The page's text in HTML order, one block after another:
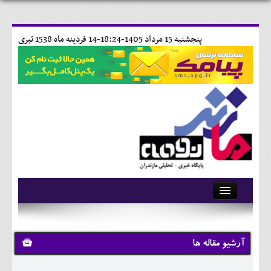
14 فردينه ماه 1538 تبری پنجشنبه 15 مرداد 1405-18:24-
آرشیو
تماس با ما
وبلاگ
آرشیو مقاله ها